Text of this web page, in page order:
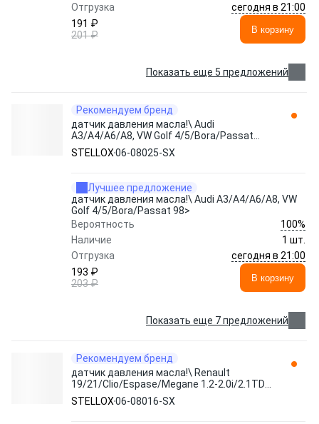
Отгрузка
сегодня в 21:00
191 ₽
201 ₽
В корзину
Показать еще 5 предложений
Рекомендуем бренд
датчик давления масла!\ Audi
A3/A4/A6/A8, VW Golf 4/5/Bora/Passat
98> 06-08025-SX STELLOX
STELLOX06-08025-SX
Лучшее предложение
датчик давления масла!\ Audi A3/A4/A6/A8, VW
Golf 4/5/Bora/Passat 98>
Вероятность
100%
Наличие
1 шт.
Отгрузка
сегодня в 21:00
193 ₽
203 ₽
В корзину
Показать еще 7 предложений
Рекомендуем бренд
датчик давления масла!\ Renault
19/21/Clio/Espase/Megane 1.2-2.0i/2.1TD
89> 06-08016-SX STELLOX
STELLOX06-08016-SX